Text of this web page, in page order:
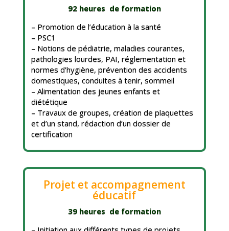
92 heures de formation
– Promotion de l’éducation à la santé
– PSC1
– Notions de pédiatrie, maladies courantes,
pathologies lourdes, PAI, réglementation et
normes d’hygiène, prévention des accidents
domestiques, conduites à tenir, sommeil
– Alimentation des jeunes enfants et
diététique
– Travaux de groupes, création de plaquettes
et d’un stand, rédaction d’un dossier de
certification
Projet et accompagnement
éducatif
39 heures de formation